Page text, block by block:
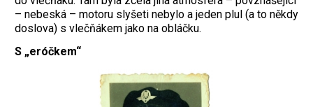
– nebeská – motoru slyšeti nebylo a jeden plul (a to někdy
doslova) s vlečňákem jako na obláčku.
S „eróčkem“